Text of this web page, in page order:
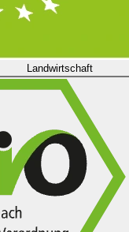
Landwirtschaft